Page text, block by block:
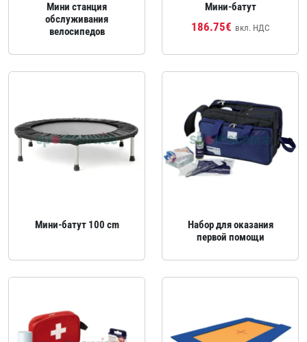
Мини станция
обслуживания
велосипедов
Мини‑батут
186.75€ вкл. НДС
Мини‑батут 100 cm
Набор для оказания
первой помощи